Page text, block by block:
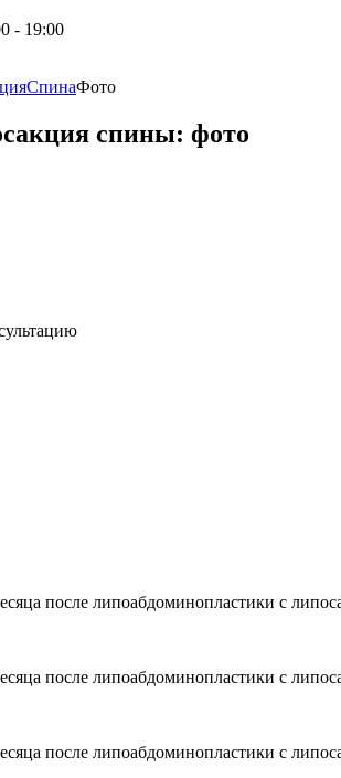
- 19:00
СпинаФото
спины: фото
после липоабдоминопластики с
после липоабдоминопластики с
после липоабдоминопластики с